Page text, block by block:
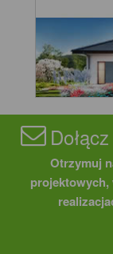
Otrzymuj